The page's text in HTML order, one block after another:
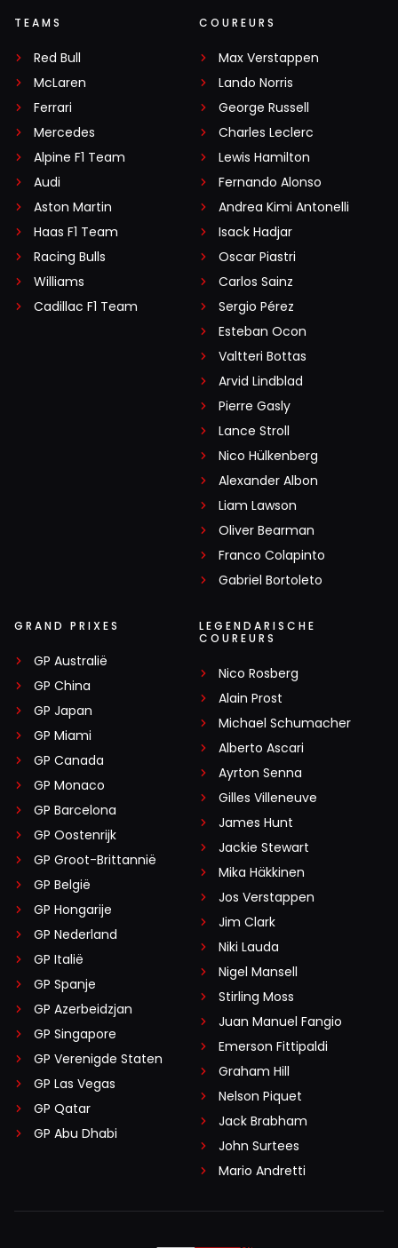
TEAMS
Red Bull
McLaren
Ferrari
Mercedes
Alpine F1 Team
Audi
Aston Martin
Haas F1 Team
Racing Bulls
Williams
Cadillac F1 Team
COUREURS
Max Verstappen
Lando Norris
George Russell
Charles Leclerc
Lewis Hamilton
Fernando Alonso
Andrea Kimi Antonelli
Isack Hadjar
Oscar Piastri
Carlos Sainz
Sergio Pérez
Esteban Ocon
Valtteri Bottas
Arvid Lindblad
Pierre Gasly
Lance Stroll
Nico Hülkenberg
Alexander Albon
Liam Lawson
Oliver Bearman
Franco Colapinto
Gabriel Bortoleto
GRAND PRIXES
GP Australië
GP China
GP Japan
GP Miami
GP Canada
GP Monaco
GP Barcelona
GP Oostenrijk
GP Groot-Brittannië
GP België
GP Hongarije
GP Nederland
GP Italië
GP Spanje
GP Azerbeidzjan
GP Singapore
GP Verenigde Staten
GP Las Vegas
GP Qatar
GP Abu Dhabi
LEGENDARISCHE
COUREURS
Nico Rosberg
Alain Prost
Michael Schumacher
Alberto Ascari
Ayrton Senna
Gilles Villeneuve
James Hunt
Jackie Stewart
Mika Häkkinen
Jos Verstappen
Jim Clark
Niki Lauda
Nigel Mansell
Stirling Moss
Juan Manuel Fangio
Emerson Fittipaldi
Graham Hill
Nelson Piquet
Jack Brabham
John Surtees
Mario Andretti